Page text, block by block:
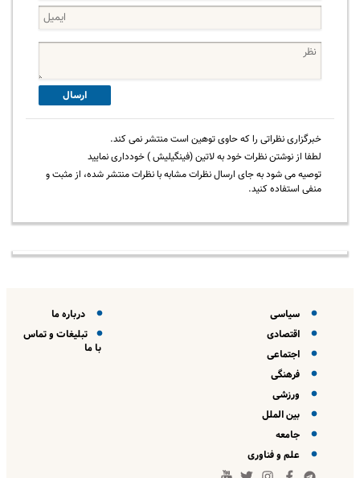
ارسال
خبرگزاری نظراتی را که حاوی توهین است منتشر نمی کند.
لطفا از نوشتن نظرات خود به لاتین (فینگیلیش ) خودداری نمایید
توصیه می شود به جای ارسال نظرات مشابه با نظرات منتشر شده، از مثبت و
منفی استفاده کنید.
سیاسی
اقتصادی
اجتماعی
فرهنگی
ورزشی
بین الملل
جامعه
علم و فناوری
درباره ما
تبلیغات و تماس
با ما